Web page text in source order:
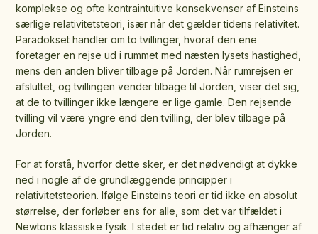
komplekse og ofte kontraintuitive konsekvenser af Einsteins
særlige relativitetsteori, især når det gælder tidens relativitet.
Paradokset handler om to tvillinger, hvoraf den ene
foretager en rejse ud i rummet med næsten lysets hastighed,
mens den anden bliver tilbage på Jorden. Når rumrejsen er
afsluttet, og tvillingen vender tilbage til Jorden, viser det sig,
at de to tvillinger ikke længere er lige gamle. Den rejsende
tvilling vil være yngre end den tvilling, der blev tilbage på
Jorden.
For at forstå, hvorfor dette sker, er det nødvendigt at dykke
ned i nogle af de grundlæggende principper i
relativitetsteorien. Ifølge Einsteins teori er tid ikke en absolut
størrelse, der forløber ens for alle, som det var tilfældet i
Newtons klassiske fysik. I stedet er tid relativ og afhænger af